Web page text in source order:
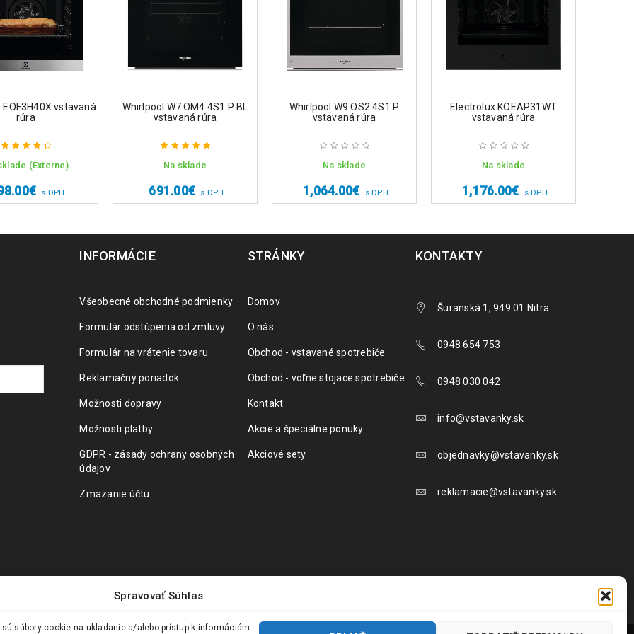
Spravovať Súhlas
súbory cookie na ukladanie a/alebo prístup k informáciám
EOF3H40X vstavaná
rúra
Hodnotenie(Externe)
€ s DPH
Whirlpool W7 OM4 4S1 P BL
vstavaná rúra
Hodnotenie
Na sklade
691.00€ s DPH
Whirlpool W9 OS2 4S1 P
vstavaná rúra
Na sklade
1,064.00€ s DPH
Electrolux KOEAP31WT
vstavaná rúra
Na sklade
1,176.00€ s DPH
INFORMÁCIE
Všeobecné obchodné podmienky
Formulár odstúpenia od zmluvy
Formulár na vrátenie tovaru
Reklamačný poriadok
Možnosti dopravy
Možnosti platby
GDPR - zásady ochrany osobných
údajov
Zmazanie účtu
STRÁNKY
Domov
O nás
Obchod - vstavané spotrebiče
Obchod - voľne stojace spotrebiče
Kontakt
Akcie a špeciálne ponuky
Akciové sety
KONTAKTY
Šuranská 1, 949 01 Nitra
0948 654 753
0948 030 042
info@vstavanky.sk
objednavky@vstavanky.sk
reklamacie@vstavanky.sk